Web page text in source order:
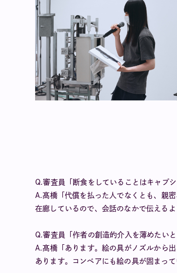
Q.審査員「断食をしていることはキャプ
A.髙橋「代償を払った人でなくとも、親
在廊しているので、会話のなかで伝える
Q.審査員「作者の創造的介入を薄めたい
A.髙橋「あります。絵の具がノズルから
あります。コンベアにも絵の具が固まっ